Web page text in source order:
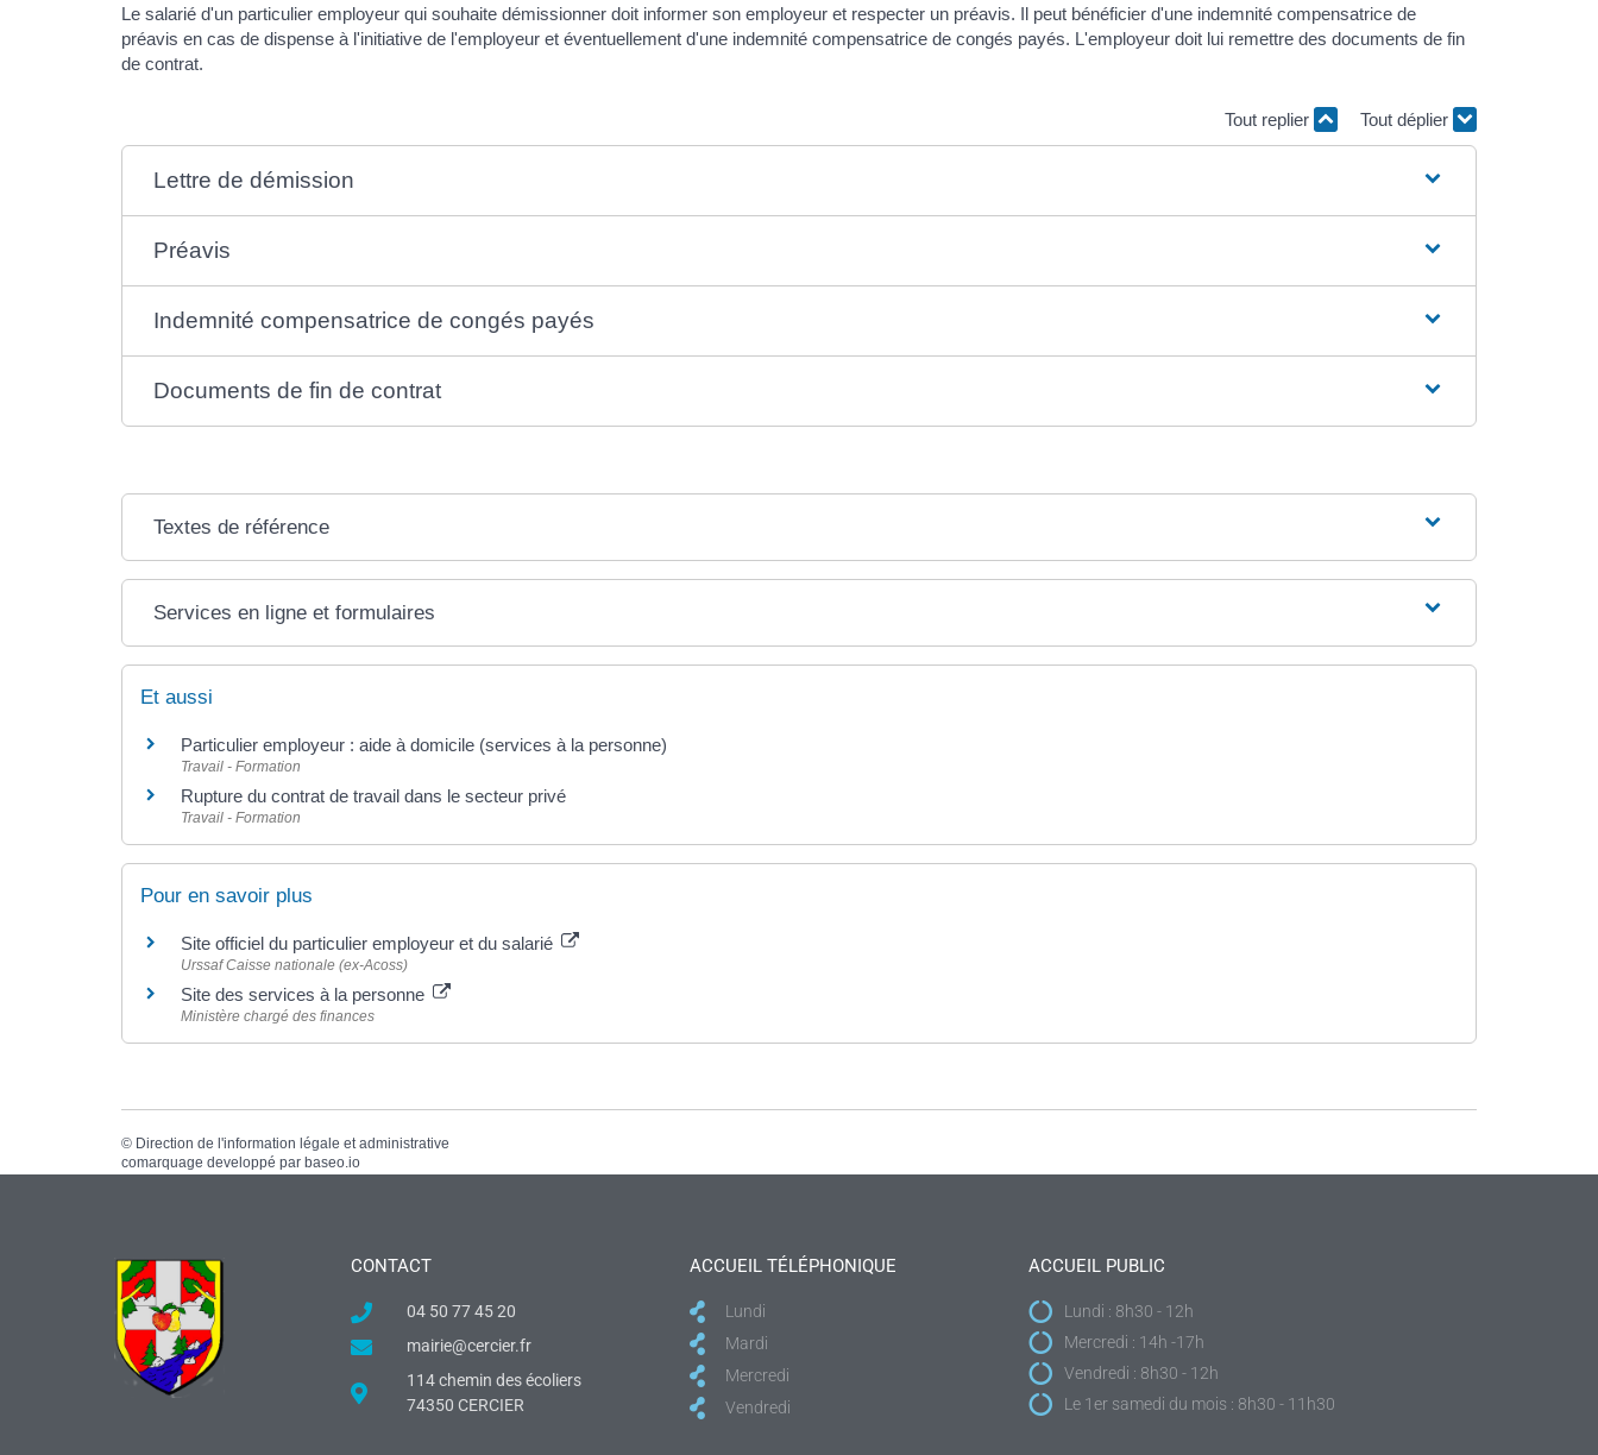
Le salarié d'un particulier employeur qui souhaite démissionner doit informer son employeur et respecter un préavis. Il peut bénéficier d'une indemnité compensatrice de
préavis en cas de dispense à l'initiative de l'employeur et éventuellement d'une indemnité compensatrice de congés payés. L'employeur doit lui remettre des documents de fin
de contrat.
Tout replier Tout déplier
Lettre de démission
Préavis
Indemnité compensatrice de congés payés
Documents de fin de contrat
Textes de référence
Services en ligne et formulaires
Et aussi
Particulier employeur : aide à domicile (services à la personne)
Travail - Formation
Rupture du contrat de travail dans le secteur privé
Travail - Formation
Pour en savoir plus
Site officiel du particulier employeur et du salarié
Urssaf Caisse nationale (ex-Acoss)
Site des services à la personne
Ministère chargé des finances
© Direction de l'information légale et administrative
comarquage developpé par baseo.io
CONTACT
04 50 77 45 20
mairie@cercier.fr
114 chemin des écoliers
74350 CERCIER
ACCUEIL TÉLÉPHONIQUE
Lundi
Mardi
Mercredi
Vendredi
ACCUEIL PUBLIC
Lundi : 8h30 - 12h
Mercredi : 14h -17h
Vendredi : 8h30 - 12h
Le 1er samedi du mois : 8h30 - 11h30